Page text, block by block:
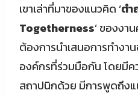
เขาเล่าที่มาของแนวคิด ‘ตำ
Togetherness’ ของงา
ต้องการนำเสนอการทำงา
องค์กรที่ร่วมมือกัน โดยมีค
สถาปนิกด้วย มีการพูดถึง